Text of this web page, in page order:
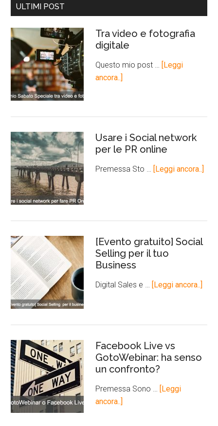
ULTIMI POST
Tra video e fotografia
digitale
Questo mio post …
[Leggi
ancora..]
Usare i Social network
per le PR online
Premessa Sto … [Leggi ancora..]
[Evento gratuito] Social
Selling per il tuo
Business
Digital Sales e … [Leggi ancora..]
Facebook Live vs
GotoWebinar: ha senso
un confronto?
Premessa Sono …
[Leggi
ancora..]